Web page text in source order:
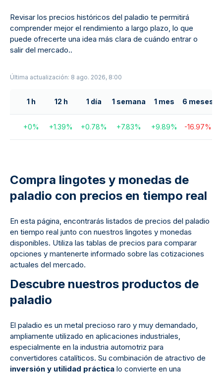
Revisar los precios históricos del paladio te permitirá
comprender mejor el rendimiento a largo plazo, lo que
puede ofrecerte una idea más clara de cuándo entrar o
salir del mercado..
Última actualización: 8 ago. 2026, 8:00
1 h 12 h 1 día 1 semana 1 mes 6 meses
+0% +1.39% +0.78% +7.83% +9.89% -16.97%
Compra lingotes y monedas de
paladio con precios en tiempo real
En esta página, encontrarás listados de precios del paladio
en tiempo real junto con nuestros lingotes y monedas
disponibles. Utiliza las tablas de precios para comparar
opciones y mantenerte informado sobre las cotizaciones
actuales del mercado.
Descubre nuestros productos de
paladio
El paladio es un metal precioso raro y muy demandado,
ampliamente utilizado en aplicaciones industriales,
especialmente en la industria automotriz para
convertidores catalíticos. Su combinación de atractivo de
inversión y utilidad práctica lo convierte en una